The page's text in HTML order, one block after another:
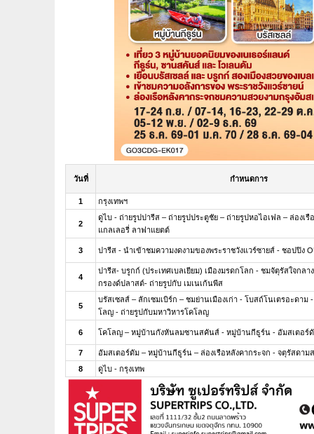
วันที่ กำหนดการ
1 กรุงเทพฯ
2
ดูไบ - ถ่ายรูปปารีส – ถ่ายรูปประตูชัย – ถ่ายรูปหอไอเฟล – ล่องเ
แกลเลอรี่ ลาฟาแยตต์
3 ปารีส - นำเข้าชมความงดงามของพระราชวังแวร์ซายส์ - ชอปปิง
4
ปารีส- บรูกก์ (ประเทศเบลเยียม) เมืองมรดกโลก - ชมจัตุรัสใจกลา
กรองด์ปลาสต์- ถ่ายรูปกับ เมเนเก้นพีส
5
บรัสเซลส์ – ลักเซมเบิร์ก – ชมย่านเมืองเก่า - โบสถ์โนเตรอะดาม
โลญ - ถ่ายรูปกับมหาวิหารโคโลญ
6 โคโลญ – หมู่บ้านกังหันลมซานสคันส์ - หมู่บ้านกีธูร์น - อัมสเตอร์
7
อัมสเตอร์ดัม – หมู่บ้านกีธูร์น – ล่องเรือหลังคากระจก - จตุรัสดา
8
ดูไบ - กรุงเทพ